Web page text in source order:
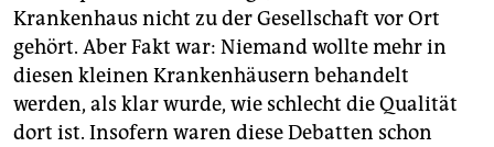
Krankenhaus nicht zu der Gesellschaft vor Ort
gehört. Aber Fakt war: Niemand wollte mehr in
diesen kleinen Krankenhäusern behandelt
werden, als klar wurde, wie schlecht die Qualität
dort ist. Insofern waren diese Debatten schon